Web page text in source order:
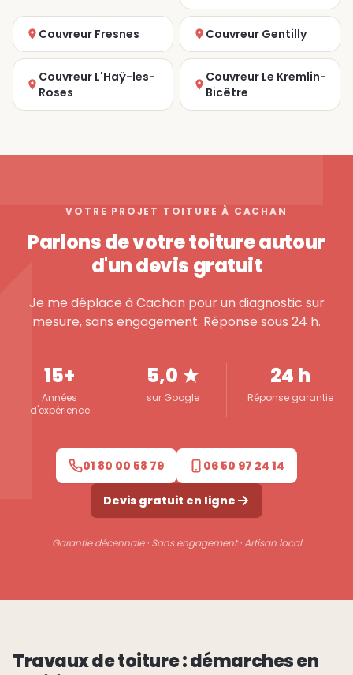
Couvreur Fresnes Couvreur Gentilly
Couvreur L'Haÿ-les-
Roses
Couvreur Le Kremlin-
Bicêtre
VOTRE PROJET TOITURE À CACHAN
Parlons de votre toiture autour
d'un devis gratuit
Je me déplace à Cachan pour un diagnostic sur
mesure, sans engagement. Réponse sous 24 h.
15+
Années
d'expérience
5,0 ★
sur Google
24 h
Réponse garantie
01 80 00 58 79 06 50 97 24 14
Devis gratuit en ligne
Garantie décennale · Sans engagement · Artisan local
Travaux de toiture : démarches en